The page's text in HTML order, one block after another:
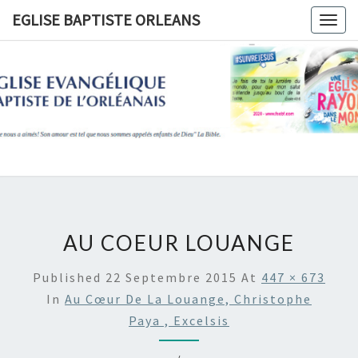
EGLISE BAPTISTE ORLEANS
EGLISE
ORLEANS
AU COEUR LOUANGE
Published 22 Septembre 2015 At 447 × 673
In Au Cœur De La Louange, Christophe
Paya , Excelsis